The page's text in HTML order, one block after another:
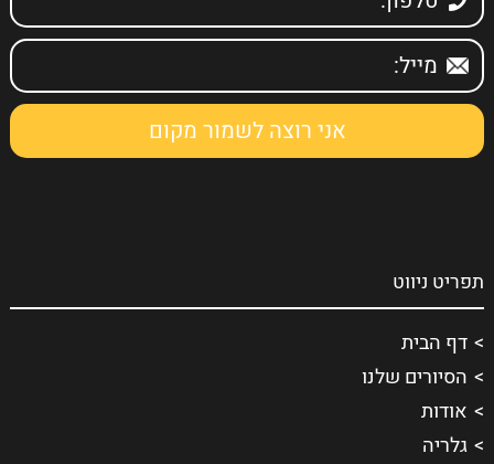
תפריט ניווט
דף הבית
הסיורים שלנו
אודות
גלריה